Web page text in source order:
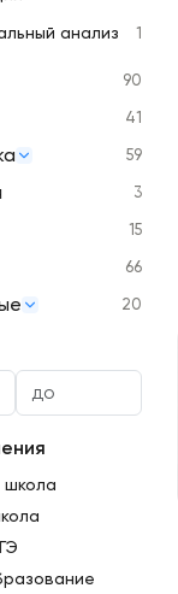
анализ 1
90
41
59
3
15
66
20
школа